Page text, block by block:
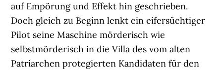
auf Empörung und Effekt hin geschrieben.
Doch gleich zu Beginn lenkt ein eifersüchtiger
Pilot seine Maschine mörderisch wie
selbstmörderisch in die Villa des vom alten
Patriarchen protegierten Kandidaten für den